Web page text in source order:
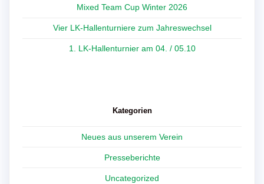
Mixed Team Cup Winter 2026
Vier LK-Hallenturniere zum Jahreswechsel
1. LK-Hallenturnier am 04. / 05.10
Kategorien
Neues aus unserem Verein
Presseberichte
Uncategorized